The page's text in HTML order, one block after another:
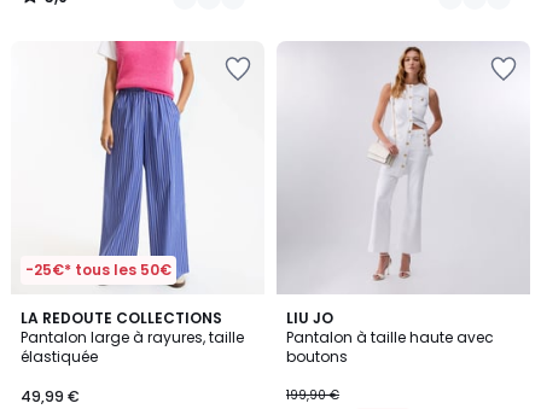
/
-25€* tous les 50€
LA REDOUTE COLLECTIONS
Pantalon large à rayures, taille
élastiquée
49,99 €
3,5
/ 5
LIU JO
Pantalon à taille haute avec
boutons
199,90 €